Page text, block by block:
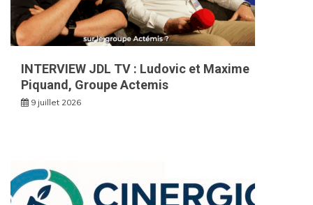
INTERVIEW JDL TV : Ludovic et Maxime
Piquand, Groupe Actemis
9 juillet 2026